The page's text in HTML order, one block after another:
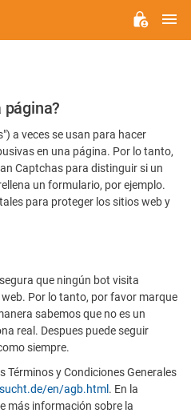
página?
a veces se usan para hacer
en una página. Por lo tanto,
Captchas para distinguir si un
un formulario, por ejemplo.
para proteger los sitios web y
que ningún bot visita
Por lo tanto, por favor marque
sabemos que no es un
real. Despues puede seguir
siempre.
Términos y Condiciones Generales
en/agb.html . En la
más información sobre la